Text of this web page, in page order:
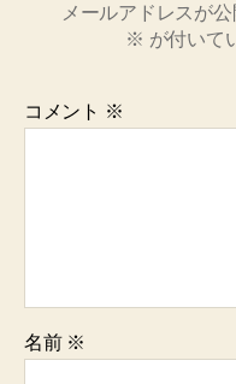
メールアドレスが
※ が付いて
コメント ※
名前 ※